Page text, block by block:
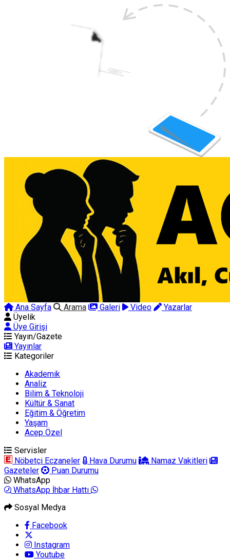
Ana Sayfa Arama Galeri Video
Yazarlar
Üyelik
Üye Girişi
Yayın/Gazete
Yayınlar
Kategoriler
Akademik
Analiz
Bilim & Teknoloji
Kültür & Sanat
Eğitim & Öğretim
Yaşam
Acep Özel
Servisler
Nöbetçi Eczaneler
Hava Durumu
Namaz Vakitleri
Gazeteler
Puan Durumu
WhatsApp
WhatsApp İhbar Hattı
Sosyal Medya
Facebook
Instagram
Youtube